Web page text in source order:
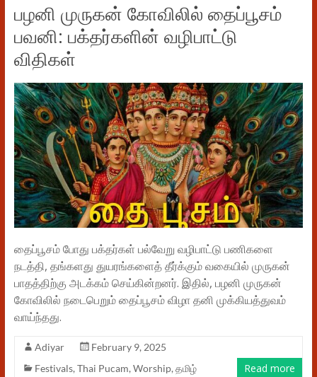
பழனி முருகன் கோவிலில் தைப்பூசம்
பவனி: பக்தர்களின் வழிபாட்டு
விதிகள்
தைப்பூசம் போது பக்தர்கள் பல்வேறு வழிபாட்டு பணிகளை
நடத்தி, தங்களது துயரங்களைத் தீர்க்கும் வகையில் முருகன்
பாதத்திற்கு அடக்கம் செய்கின்றனர். இதில், பழனி முருகன்
கோவிலில் நடைபெறும் தைப்பூசம் விழா தனி முக்கியத்துவம்
வாய்ந்தது.
Adiyar
February 9, 2025
Festivals, Thai Pucam, Worship, தமிழ் Read more